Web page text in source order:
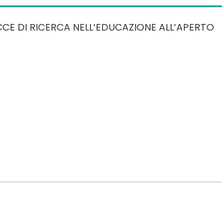
DI RICERCA NELL’EDUCAZIONE ALL’APERTO